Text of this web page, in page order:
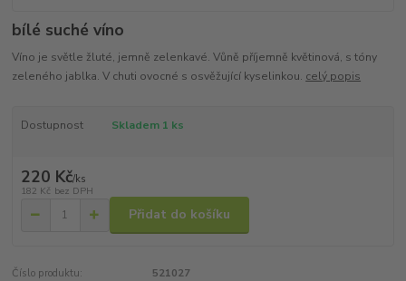
bílé suché víno
Víno je světle žluté, jemně zelenkavé. Vůně příjemně květinová, s tóny
zeleného jablka. V chuti ovocné s osvěžující kyselinkou. celý popis
Dostupnost Skladem 1 ks
220 Kč/ks
182 Kč bez DPH
Přidat do košíku
Číslo produktu:
521027